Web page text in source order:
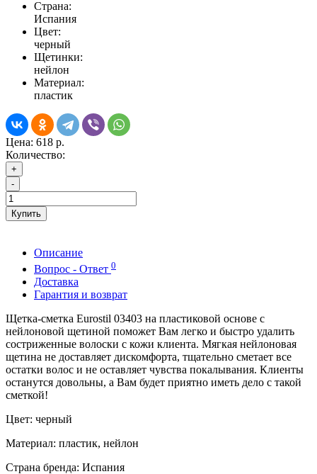
Страна:
Испания
Цвет:
черный
Щетинки:
нейлон
Материал:
пластик
Цена: 618 р.
Количество:
+
-
Купить
Описание
Вопрос - Ответ 0
Доставка
Гарантия и возврат
Щетка-сметка Eurostil 03403 на пластиковой основе с
нейлоновой щетиной поможет Вам легко и быстро удалить
состриженные волоски с кожи клиента. Мягкая нейлоновая
щетина не доставляет дискомфорта, тщательно сметает все
остатки волос и не оставляет чувства покалывания. Клиенты
останутся довольны, а Вам будет приятно иметь дело с такой
сметкой!
Цвет: черный
Материал: пластик, нейлон
Страна бренда: Испания